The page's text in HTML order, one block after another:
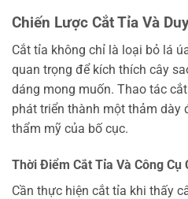
Chiến Lược Cắt Tỉa Và
Cắt tỉa không chỉ là loại bỏ lá
quan trọng để kích thích cây
dáng mong muốn. Thao tác
phát triển thành một thảm dày
thẩm mỹ của bố cục.
Thời Điểm Cắt Tỉa Và Công Cụ
Cần thực hiện cắt tỉa khi thấy